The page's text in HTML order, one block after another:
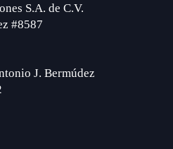
S.A. de C.V.
#8587
J. Bermúdez